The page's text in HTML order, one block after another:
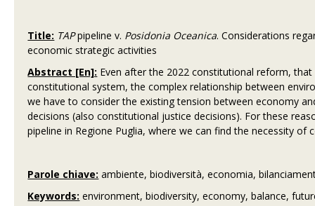
Title: TAPpipeline v. Posidonia Oceanica. Considerations
economic strategic activities
Abstract [En]: Even after the 2022 constitutional reform,
constitutional system, the complex relationship between
we have to consider the existing tension between economy
decisions (also constitutional justice decisions). For these
pipeline in Regione Puglia, where we can find the necessity of
Parole chiave: ambiente, biodiversità, economia,
Keywords: environment, biodiversity, economy, balance,